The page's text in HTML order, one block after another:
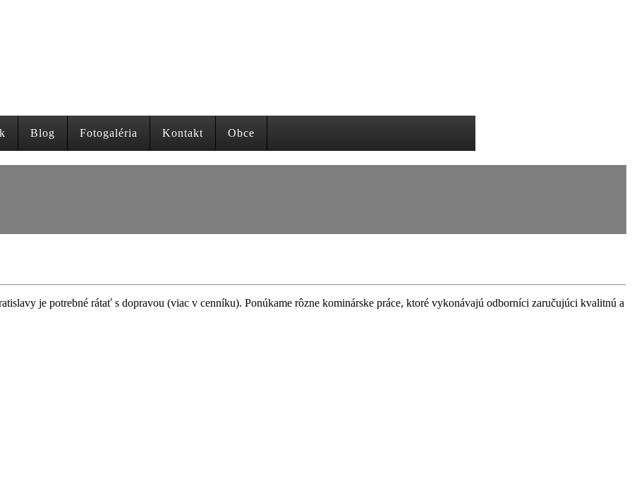
Blog Fotogaléria Kontakt Obce
je potrebné rátať s dopravou (viac v cenníku). Ponúkame rôzne kominárske práce, ktoré vykonávajú odborníci zaručujúci kvalitnú a